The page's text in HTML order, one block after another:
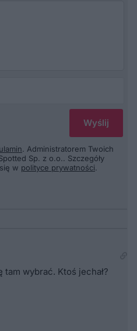
. Administratorem Twoich
Sp. z o.o.. Szczegóły
w polityce prywatności.
wybrać. Ktoś jechał?